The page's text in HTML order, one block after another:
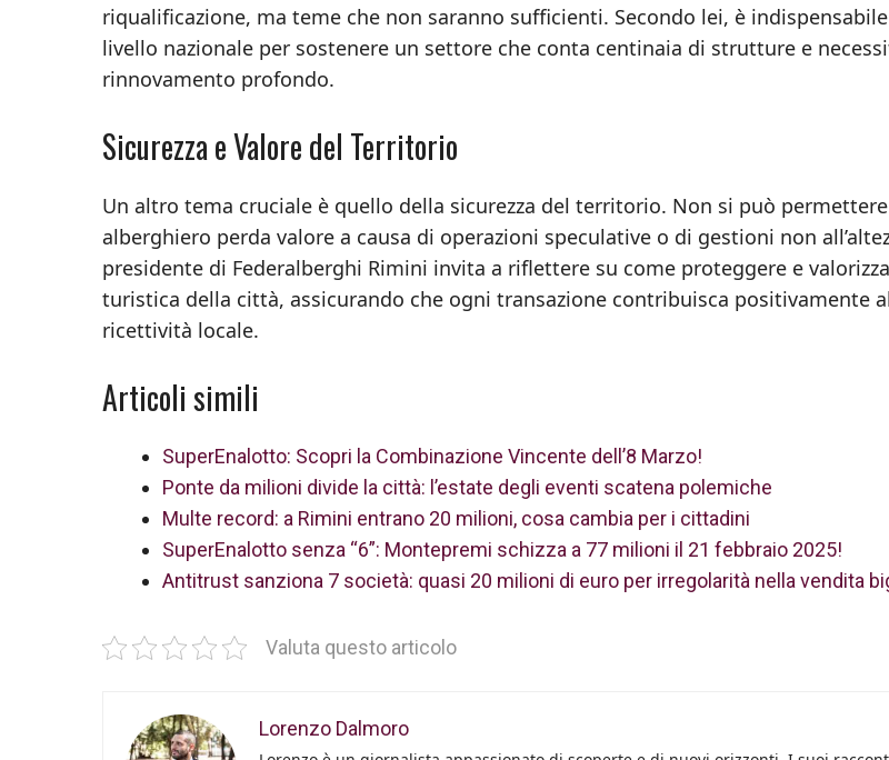
riqualificazione, ma teme che non saranno sufficienti. Secondo lei, è
livello nazionale per sostenere un settore che conta centinaia di strutture e
rinnovamento profondo.
Sicurezza e Valore del Territorio
Un altro tema cruciale è quello della sicurezza del territorio. Non si può
alberghiero perda valore a causa di operazioni speculative o di gestioni non
presidente di Federalberghi Rimini invita a riflettere su come proteggere e
turistica della città, assicurando che ogni transazione contribuisca positivamente
ricettività locale.
Articoli simili
SuperEnalotto: Scopri la Combinazione Vincente dell’8 Marzo!
Ponte da milioni divide la città: l’estate degli eventi scatena polemiche
Multe record: a Rimini entrano 20 milioni, cosa cambia per i cittadini
SuperEnalotto senza “6”: Montepremi schizza a 77 milioni il 21 febbraio 2025!
Antitrust sanziona 7 società: quasi 20 milioni di euro per irregolarità nella vendita
Valuta questo articolo
Lorenzo Dalmoro